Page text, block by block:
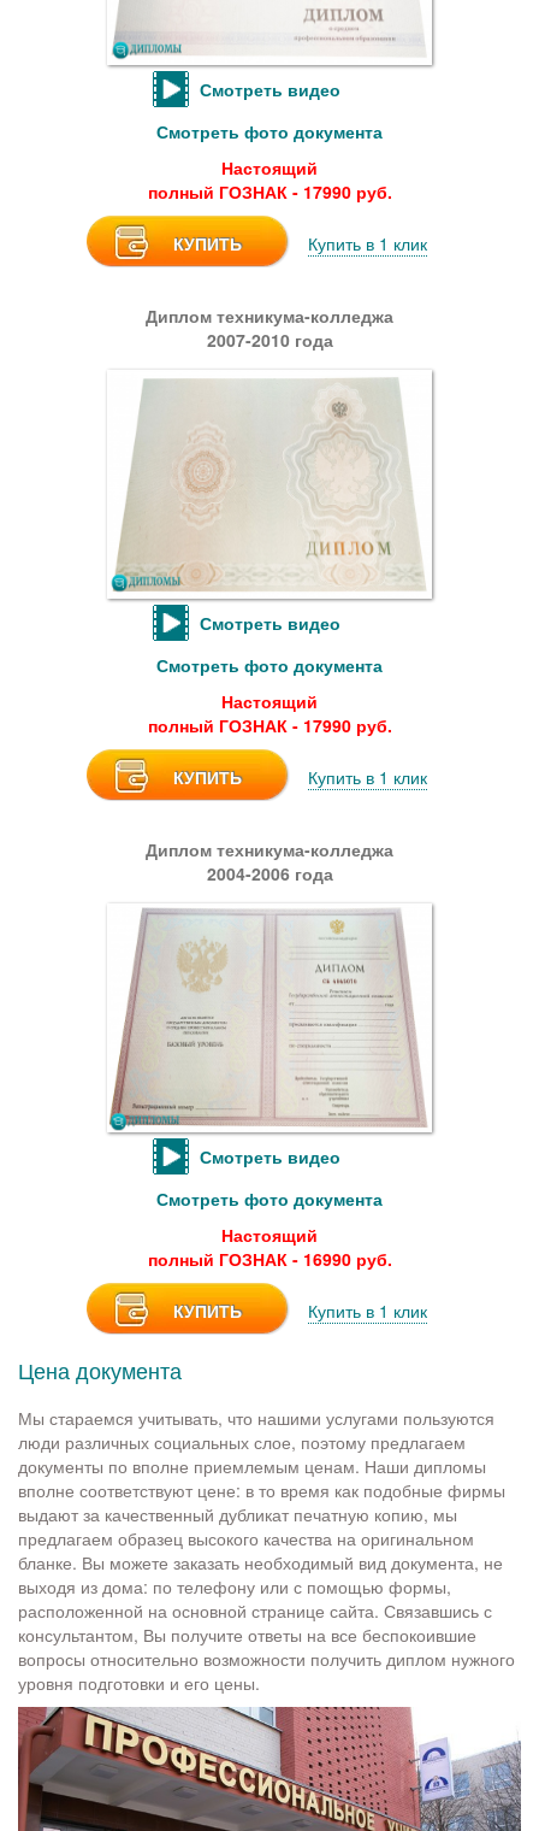
Смотреть видео
Смотреть фото документа
Настоящий
полный ГОЗНАК - 17990 руб.
КУПИТЬ Купить в 1 клик
Диплом техникума-колледжа
2007-2010 года
Смотреть видео
Смотреть фото документа
Настоящий
полный ГОЗНАК - 17990 руб.
КУПИТЬ Купить в 1 клик
Диплом техникума-колледжа
2004-2006 года
Смотреть видео
Смотреть фото документа
Настоящий
полный ГОЗНАК - 16990 руб.
КУПИТЬ Купить в 1 клик
Цена документа
Мы стараемся учитывать, что нашими услугами пользуются
люди различных социальных слое, поэтому предлагаем
документы по вполне приемлемым ценам. Наши дипломы
вполне соответствуют цене: в то время как подобные фирмы
выдают за качественный дубликат печатную копию, мы
предлагаем образец высокого качества на оригинальном
бланке. Вы можете заказать необходимый вид документа, не
выходя из дома: по телефону или с помощью формы,
расположенной на основной странице сайта. Связавшись с
консультантом, Вы получите ответы на все беспокоившие
вопросы относительно возможности получить диплом нужного
уровня подготовки и его цены.